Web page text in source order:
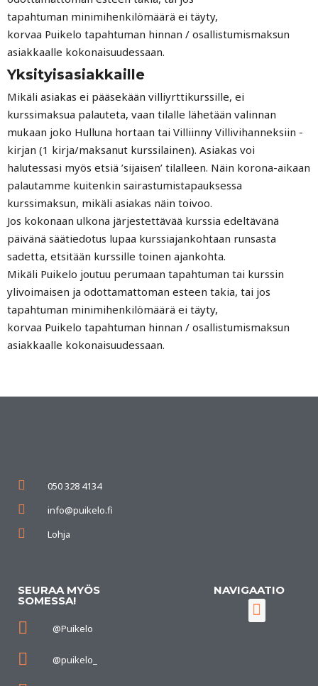
tapahtuman minimihenkilömäärä ei täyty,
korvaa Puikelo tapahtuman hinnan / osallistumismaksun
asiakkaalle kokonaisuudessaan.
Yksityisasiakkaille
Mikäli asiakas ei pääsekään villiyrttikurssille, ei
kurssimaksua palauteta, vaan tilalle lähetään valinnan
mukaan joko Hulluna hortaan tai Villiinny Villivihanneksiin -
kirjan (1 kirja/maksanut kurssilainen). Asiakas voi
halutessasi myös etsiä ’sijaisen’ tilalleen. Näin korona-aikaan
palautamme kuitenkin sairastumistapauksessa
kurssimaksun, mikäli asiakas näin toivoo.
Jos kokonaan ulkona järjestettävää kurssia edeltävänä
päivänä säätiedotus lupaa kurssiajankohtaan runsasta
sadetta, etsitään kurssille toinen ajankohta.
Mikäli Puikelo joutuu perumaan tapahtuman tai kurssin
ylivoimaisen ja odottamattoman esteen takia, tai jos
tapahtuman minimihenkilömäärä ei täyty,
korvaa Puikelo tapahtuman hinnan / osallistumismaksun
asiakkaalle kokonaisuudessaan.
050 328 4134
info@puikelo.fi
Lohja
SEURAA MYÖS
SOMESSA!
@Puikelo
@puikelo_
NAVIGAATIO